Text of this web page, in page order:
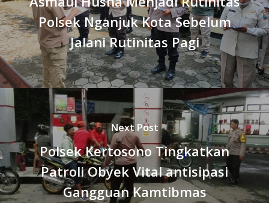
Polsek Nganjuk Kota Sebelum
Jalani Rutinitas Pagi
Next Post
Polsek Kertosono Tingkatkan
Patroli Obyek Vital antisipasi
Gangguan Kamtibmas